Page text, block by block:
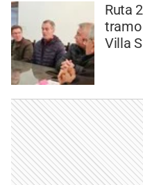
Ruta
Villa